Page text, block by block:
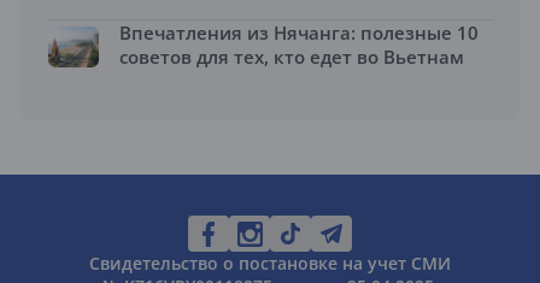
Впечатления из Нячанга: полезные 10
советов для тех, кто едет во Вьетнам
Свидетельство о постановке на учет СМИ